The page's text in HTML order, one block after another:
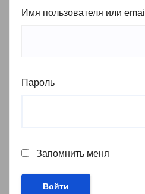
Имя пользователя или email
Пароль
Запомнить меня